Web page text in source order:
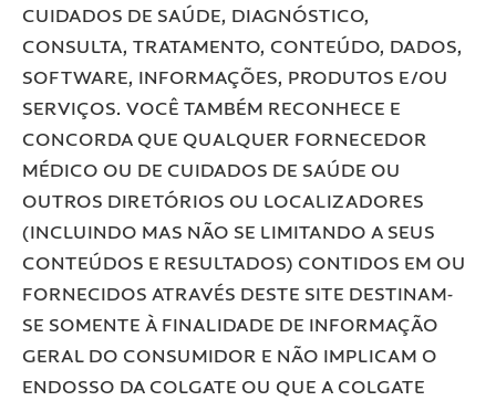
CUIDADOS DE SAÚDE, DIAGNÓSTICO,
CONSULTA, TRATAMENTO, CONTEÚDO, DADOS,
SOFTWARE, INFORMAÇÕES, PRODUTOS E/OU
SERVIÇOS. VOCÊ TAMBÉM RECONHECE E
CONCORDA QUE QUALQUER FORNECEDOR
MÉDICO OU DE CUIDADOS DE SAÚDE OU
OUTROS DIRETÓRIOS OU LOCALIZADORES
(INCLUINDO MAS NÃO SE LIMITANDO A SEUS
CONTEÚDOS E RESULTADOS) CONTIDOS EM OU
FORNECIDOS ATRAVÉS DESTE SITE DESTINAM-
SE SOMENTE À FINALIDADE DE INFORMAÇÃO
GERAL DO CONSUMIDOR E NÃO IMPLICAM O
ENDOSSO DA COLGATE OU QUE A COLGATE